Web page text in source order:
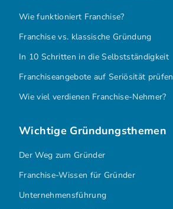
Wie funktioniert Franchise?
Franchise vs. klassische Gründung
In 10 Schritten in die Selbstständigkeit
Franchiseangebote auf Seriösität prüfen
Wie viel verdienen Franchise-Nehmer?
Wichtige Gründungsthemen
Der Weg zum Gründer
Franchise-Wissen für Gründer
Unternehmensführung